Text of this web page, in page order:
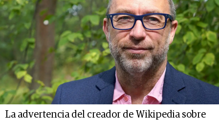
La advertencia del creador de Wikipedia sobre